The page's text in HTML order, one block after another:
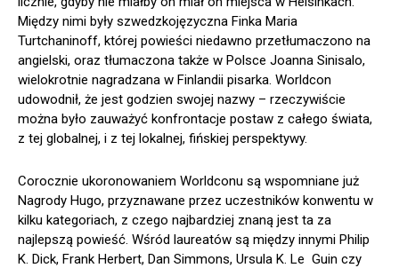
Między nimi były szwedzkojęzyczna Finka Maria
Turtchaninoff, której powieści niedawno przetłumaczono na
angielski, oraz tłumaczona także w Polsce Joanna Sinisalo,
wielokrotnie nagradzana w Finlandii pisarka. Worldcon
udowodnił, że jest godzien swojej nazwy – rzeczywiście
można było zauważyć konfrontacje postaw z całego świata,
z tej globalnej, i z tej lokalnej, fińskiej perspektywy.
Corocznie ukoronowaniem Worldconu są wspomniane już
Nagrody Hugo, przyznawane przez uczestników konwentu w
kilku kategoriach, z czego najbardziej znaną jest ta za
najlepszą powieść. Wśród laureatów są między innymi Philip
K. Dick, Frank Herbert, Dan Simmons, Ursula K. Le Guin czy